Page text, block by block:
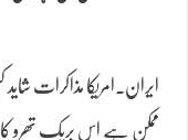
ایران۔امریکا مذاکرات
ممکن ہے اس بریک تھرو کا